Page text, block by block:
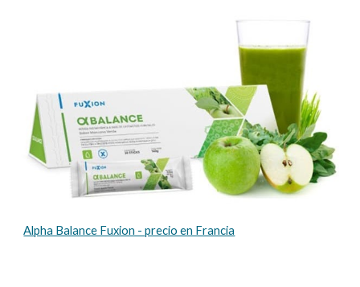
Alpha Balance Fuxion - precio en Francia